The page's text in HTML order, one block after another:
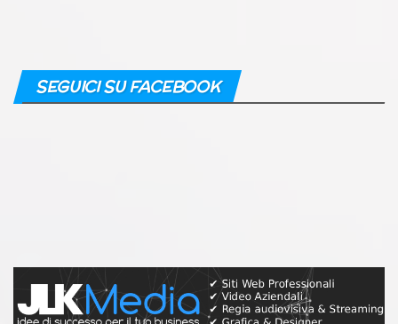
SEGUICI SU FACEBOOK